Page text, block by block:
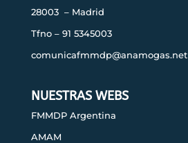
28003 – Madrid
Tfno – 91 5345003
comunicafmmdp@anamogas.net
NUESTRAS WEBS
FMMDP Argentina
AMAM